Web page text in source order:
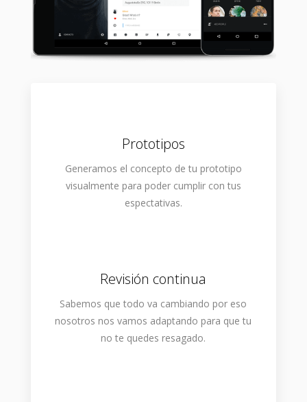
Prototipos
Generamos el concepto de tu prototipo
visualmente para poder cumplir con tus
espectativas.
Revisión continua
Sabemos que todo va cambiando por eso
nosotros nos vamos adaptando para que tu
no te quedes resagado.